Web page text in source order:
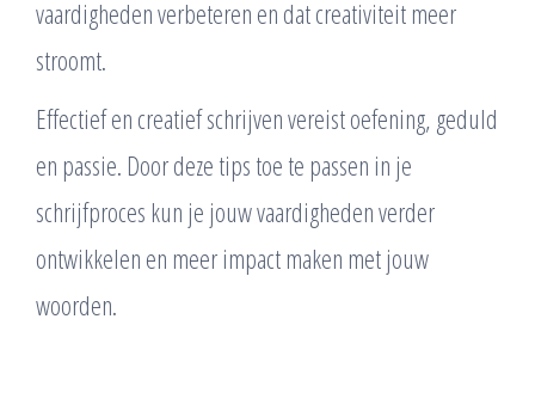
vaardigheden verbeteren en dat creativiteit meer
stroomt.
Effectief en creatief schrijven vereist oefening, geduld
en passie. Door deze tips toe te passen in je
schrijfproces kun je jouw vaardigheden verder
ontwikkelen en meer impact maken met jouw
woorden.